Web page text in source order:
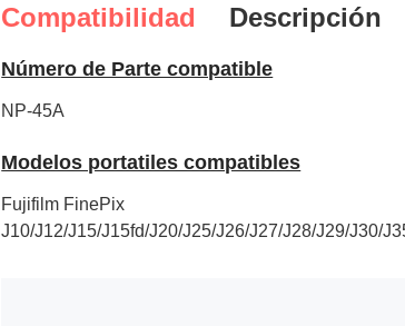
Compatibilidad Descripción
Número de Parte compatible
NP-45A
Modelos portatiles compatibles
Fujifilm FinePix
J10/J12/J15/J15fd/J20/J25/J26/J27/J28/J29/J30/